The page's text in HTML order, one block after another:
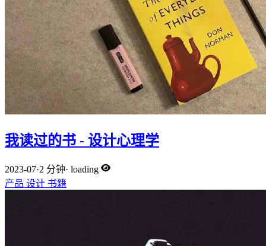
我读过的书 - 设计心理学
2023-07·2 分钟· loading
产品 设计 书籍